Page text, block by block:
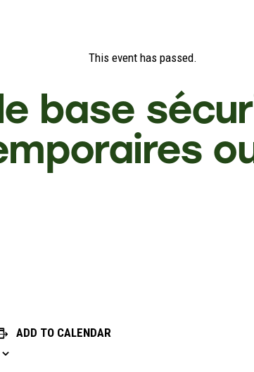
This event has passed.
base
ADD TO CALENDAR